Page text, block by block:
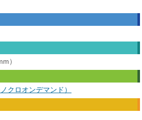
）
クロオンデマンド）